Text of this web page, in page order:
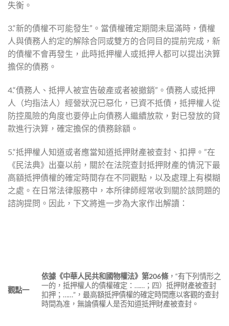
失衡。
3.“新的債權不可能發生”。當債權確定期間未屆滿時，債權
人與債務人約定的解除合同或雙方的合同目的提前完成，新
的債權不會再發生，此時抵押權人或抵押人都可以提出決算
擔保的債務。
4.“債務人、抵押人被宣告破產或者被撤銷”。債務人或抵押
人（均指法人）經營狀況已惡化，已資不抵債，抵押權人從
防控風險的角度也要停止向債務人繼續放款，對已發放的貸
款進行決算，確定擔保的債務餘額。
5.“抵押權人知道或者應當知道抵押財產被查封、扣押。”在
《民法典》出臺以前，關於在法院查封抵押財產的情況下最
高額抵押債權的確定時間存在不同觀點，以及處理上有模糊
之處。在日常法律服務中，本所律師經常收到關於該問題的
諮詢提問。因此，下文將進一步為大家作出解讀：
觀點一
依據《中華人民共和國物權法》第206條，“有下列情形之
一的，抵押權人的債權確定：……；四）抵押財產被查封
扣押；……”，最高額抵押債權的確定時間應以客觀的查封
時間為准，無論債權人是否知道抵押財產被查封。